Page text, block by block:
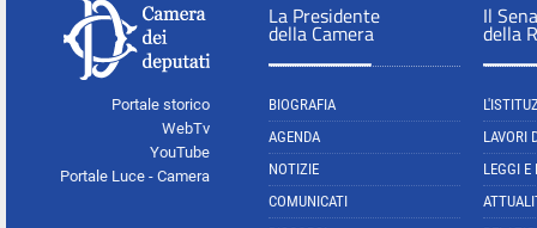
Portale storico
WebTv
YouTube
Portale Luce - Camera
La Presidente
della Camera
BIOGRAFIA
AGENDA
NOTIZIE
COMUNICATI
Il
della
LAVORI
LEGGI E